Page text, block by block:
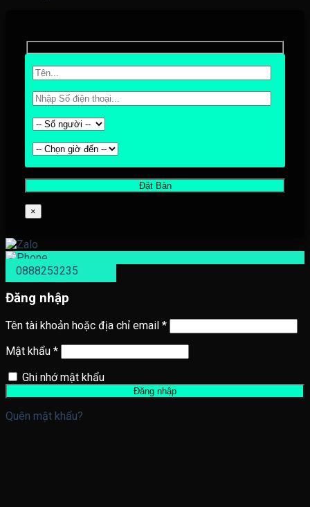
×
0888253235
Đăng nhập
Tên tài khoản hoặc địa chỉ email *
Mật khẩu *
Ghi nhớ mật khẩu
Đăng nhập
Quên mật khẩu?